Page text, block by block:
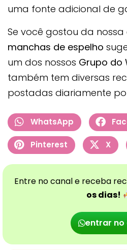
uma fonte adicional de
Se você gostou da
manchas de espelho
um dos nossos Grupo do
também tem diversas
postadas diariamente
WhatsApp
Pinterest X
Entre no canal e receba
os dias!
entrar no